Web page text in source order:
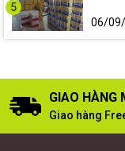
5
06/
GIAO HÀNG
Giao hàng